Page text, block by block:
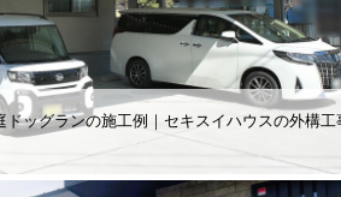
ッグランの施工例｜セキスイハウスの外構工